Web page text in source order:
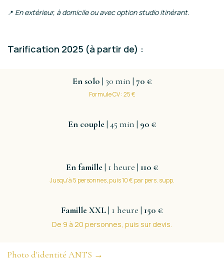
📍 En extérieur, à domicile ou avec option studio itinérant.
Tarification 2025 (à partir de) :
Photo d'identité ANTS →
En famille| 1 heure | 110 €
Jusqu'à 5 personnes, puis 10 € par pers. supp.
Famille XXL| 1 heure | 150 €
De 9 à 20 personnes, puis sur devis.
En couple| 45 min | 90 €
En solo | 30 min | 70 €
Formule CV : 25 €